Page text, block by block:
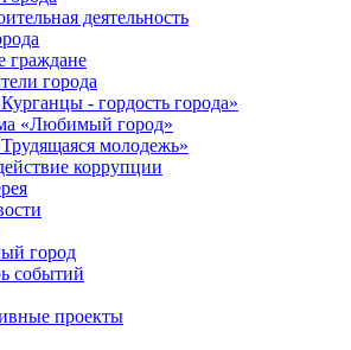
деятельность
граждане
города
- гордость города»
«Любимый город»
молодежь»
коррупции
город
событий
проекты